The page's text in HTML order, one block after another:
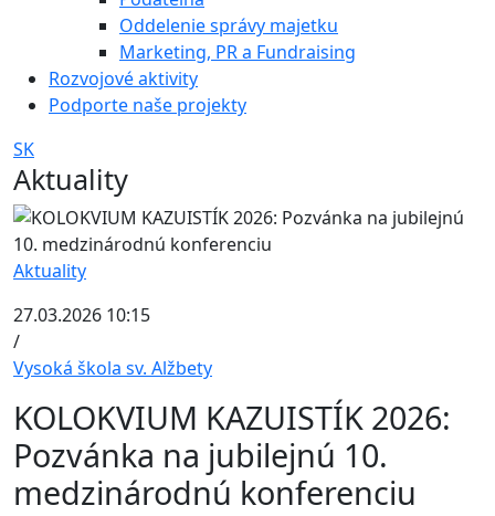
Oddelenie správy majetku
Marketing, PR a Fundraising
Rozvojové aktivity
Podporte naše projekty
SK
Aktuality
Aktuality
27.03.2026 10:15
/
Vysoká škola sv. Alžbety
KOLOKVIUM KAZUISTÍK 2026:
Pozvánka na jubilejnú 10.
medzinárodnú konferenciu